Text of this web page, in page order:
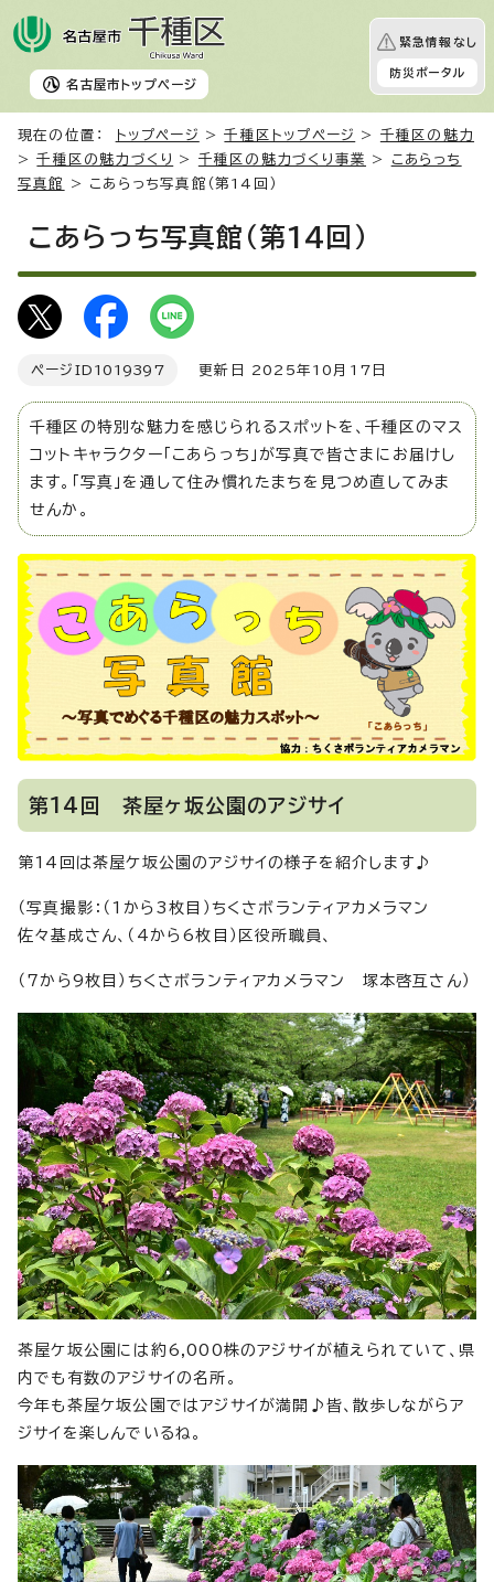
名古屋市 トップページ
緊急情報なし
防災ポータル
現在の位置： トップページ >千種区トップページ > 千種区の魅力
>千種区の魅力づくり > 千種区の魅力づくり事業 >
こあらっち
写真館
> こあらっち写真館（第14回）
こあらっち写真館（第14回）
ページID 1019397 更新日 2025年10月17日
千種区の特別な魅力を感じられるスポットを、千種区のマス
コットキャラクター「こあらっち」が写真で皆さまにお届けし
ます。「写真」を通して住み慣れたまちを見つめ直してみま
せんか。
第14回 茶屋ヶ坂公園のアジサイ
第14回は茶屋ケ坂公園のアジサイの様子を紹介します♪
（写真撮影：（1から3枚目）ちくさボランティアカメラマン
佐々基成さん、（4から6枚目）区役所職員、
（7から9枚目）ちくさボランティアカメラマン 塚本啓互さん）
茶屋ケ坂公園には約6,000株のアジサイが植えられていて、県
内でも有数のアジサイの名所。
今年も茶屋ケ坂公園ではアジサイが満開♪皆、散歩しながらア
ジサイを楽しんでいるね。